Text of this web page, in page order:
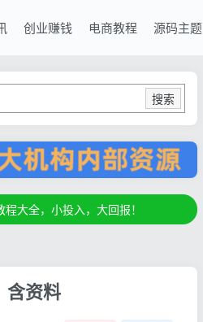
创业赚钱 电商教程 源码主题
搜索
大全，小投入，大回报！
大全，小投入，大回报！
大全，小投入，大回报！
含资料